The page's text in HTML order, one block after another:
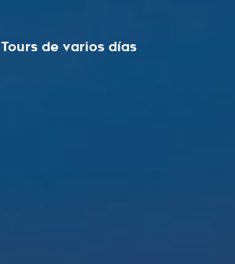
Tours de varios días